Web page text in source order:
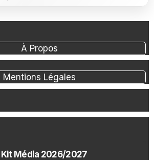
À Propos
Mentions Légales
Kit Média 2026/2027